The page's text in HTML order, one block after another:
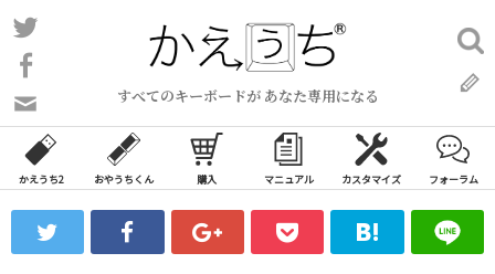
コ
ン
ン
ツ
ス
ッ
すべてのキーボードが あなた専用になる
い
合
わ
フ
ォ
検
索:
かえうち2 おやうちくん 購入 マニュアル カスタマイズ フォーラム